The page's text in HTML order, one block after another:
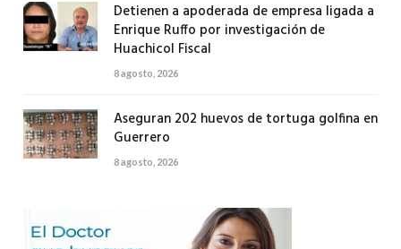
Detienen a apoderada de empresa ligada a
Enrique Ruffo por investigación de
Huachicol Fiscal
8 agosto, 2026
Aseguran 202 huevos de tortuga golfina en
Guerrero
8 agosto, 2026